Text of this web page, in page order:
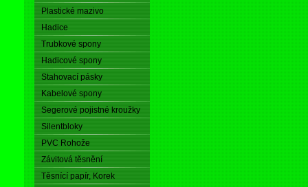
Plastické mazivo
Hadice
Trubkové spony
Hadicové spony
Stahovací pásky
Kabelové spony
Segerové pojistné kroužky
Silentbloky
PVC Rohože
Závitová těsnění
Těsnící papír, Korek